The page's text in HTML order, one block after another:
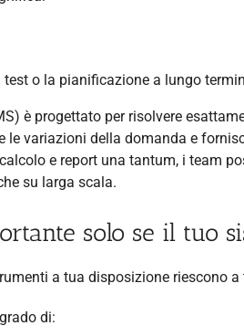
o la pianificazione a lungo
è progettato per risolvere
variazioni della domanda e
e report una tantum, i team
su larga scala.
solo se il tuo
a tua disposizione riescono a
di: